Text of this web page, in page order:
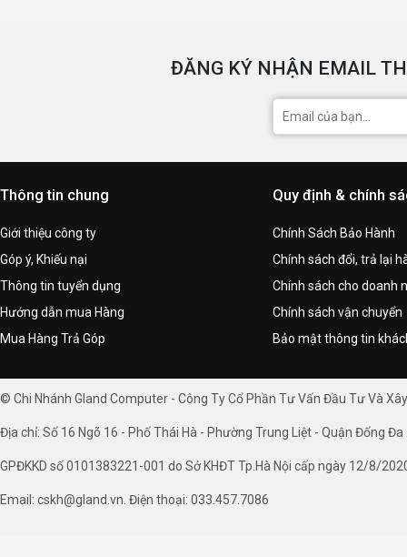
ĐĂNG KÝ NHẬN EMAIL
Thông tin chung
Giới thiệu công ty
Góp ý, Khiếu nại
Thông tin tuyển dụng
Hướng dẫn mua Hàng
Mua Hàng Trả Góp
Quy định & chính
Chính Sách Bảo Hành
Chính sách đổi, trả lại
Chính sách cho doanh
Chính sách vận chuyển
Bảo mật thông tin
© Chi Nhánh Gland Computer - Công Ty Cổ Phần Tư Vấn Đầu Tư Và
Địa chỉ: Số 16 Ngõ 16 - Phố Thái Hà - Phường Trung Liệt - Quận Đống Đa
GPĐKKD số 0101383221-001 do Sở KHĐT Tp.Hà Nội cấp ngày 12/8/
Email: cskh@gland.vn. Điện thoại: 033.457.7086